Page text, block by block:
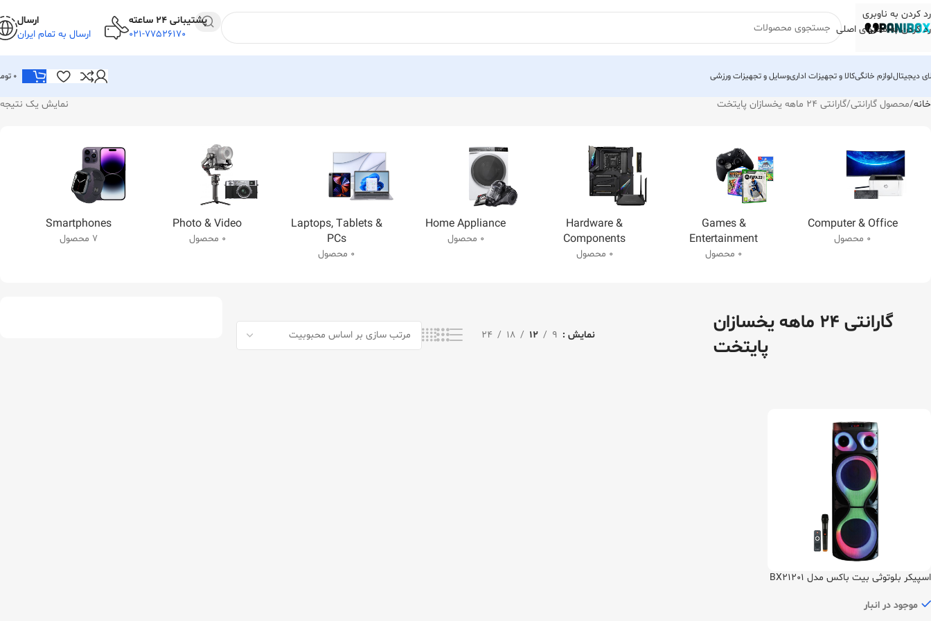
رد کردن به ناوبری
رد کردن به محتوای اصلی
پشتیبانی 24 ساعته
021-77526170
ارسال
ارسال به تمام ایران
دیجیتاللوازم خانگیکالا و تجهیزات اداریوسایل و تجهیزات ورزشی 0
خانه محصول گارانتی گارانتی 24 ماهه یخسازان پایتخت نمایش یک نتیجه
Computer & Office
0 محصول
Games &
Entertainment
0 محصول
Hardware &
Components
0 محصول
Home Appliance
0 محصول
Laptops, Tablets &
PCs
0 محصول
Photo & Video
0 محصول
Smartphones
7 محصول
گارانتی 24 ماهه یخسازان
پایتخت
نمایش 9
12
18
24
اسپیکر بلوتوثی بیت باکس مدل BX21201
موجود در انبار